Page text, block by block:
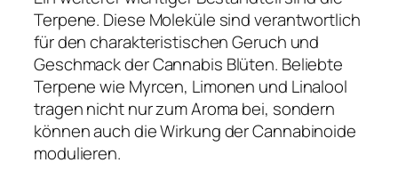
Terpene. Diese Moleküle sind verantwortlich
für den charakteristischen Geruch und
Geschmack der Cannabis Blüten. Beliebte
Terpene wie Myrcen, Limonen und Linalool
tragen nicht nur zum Aroma bei, sondern
können auch die Wirkung der Cannabinoide
modulieren.